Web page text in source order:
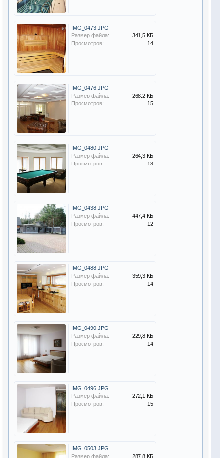
IMG_0473.JPG
Размер файла:
341,5 КБ
Просмотров:
14
IMG_0476.JPG
Размер файла:
268,2 КБ
Просмотров:
15
IMG_0480.JPG
Размер файла:
264,3 КБ
Просмотров:
13
IMG_0438.JPG
Размер файла:
447,4 КБ
Просмотров:
12
IMG_0488.JPG
Размер файла:
359,3 КБ
Просмотров:
14
IMG_0490.JPG
Размер файла:
229,8 КБ
Просмотров:
14
IMG_0496.JPG
Размер файла:
272,1 КБ
Просмотров:
15
IMG_0503.JPG
Размер файла:
287,8 КБ